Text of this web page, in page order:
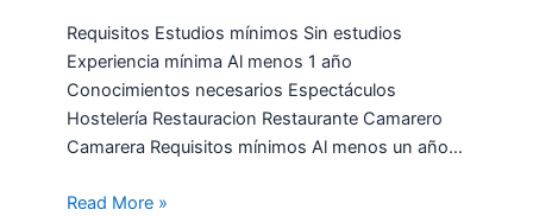
Requisitos Estudios mínimos Sin estudios
Experiencia mínima Al menos 1 año
Conocimientos necesarios Espectáculos
Hostelería Restauracion Restaurante Camarero
Camarera Requisitos mínimos Al menos un año…
Read More »